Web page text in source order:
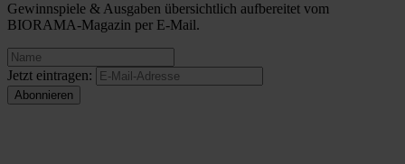
Gewinnspiele & Ausgaben übersichtlich aufbereitet vom
BIORAMA-Magazin per E-Mail.
Jetzt eintragen: